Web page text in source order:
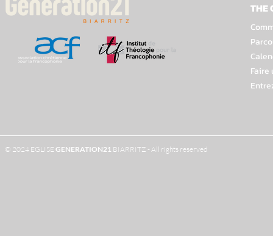
THE
Faire
© 2024 EGLISE GENERATION21 BIARRITZ - All rights reserved